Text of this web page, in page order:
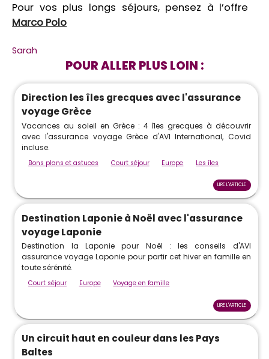
Pour vos plus longs séjours, pensez à l’offre
Marco Polo
Sarah
POUR ALLER PLUS LOIN :
Direction les îles grecques avec l'assurance
voyage Grèce
Vacances au soleil en Grèce : 4 îles grecques à découvrir
avec l'assurance voyage Grèce d'AVI International, Covid
incluse.
Bons plans et astuces Court séjour Europe Les îles
LIRE L'ARTICLE
Destination Laponie à Noël avec l'assurance
voyage Laponie
Destination la Laponie pour Noël : les conseils d'AVI
assurance voyage Laponie pour partir cet hiver en famille en
toute sérénité.
Court séjour Europe Voyage en famille
LIRE L'ARTICLE
Un circuit haut en couleur dans les Pays
Baltes